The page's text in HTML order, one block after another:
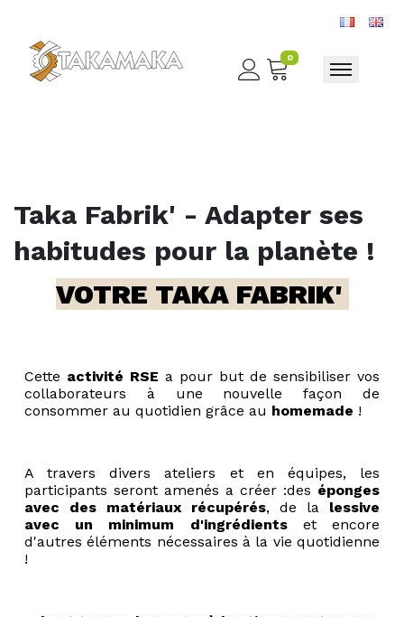
0
Toggle
Taka Fabrik' - Adapter ses
habitudes pour la planète !
VOTRE TAKA FABRIK'
Cette activité RSE a pour but de sensibiliser vos
collaborateurs à une nouvelle façon de
consommer au quotidien grâce au homemade !
A travers divers ateliers et en équipes, les
participants seront amenés a créer :des éponges
avec des matériaux récupérés, de la lessive
avec un minimum d'ingrédientset encore
d'autres éléments nécessaires à la vie quotidienne
!